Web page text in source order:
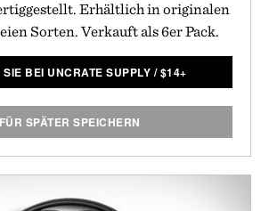
Erhältlich in originalen
Sorten. Verkauft als 6er Pack.
BEI UNCRATE SUPPLY /$14+
FÜR SPÄTER SPEICHERN